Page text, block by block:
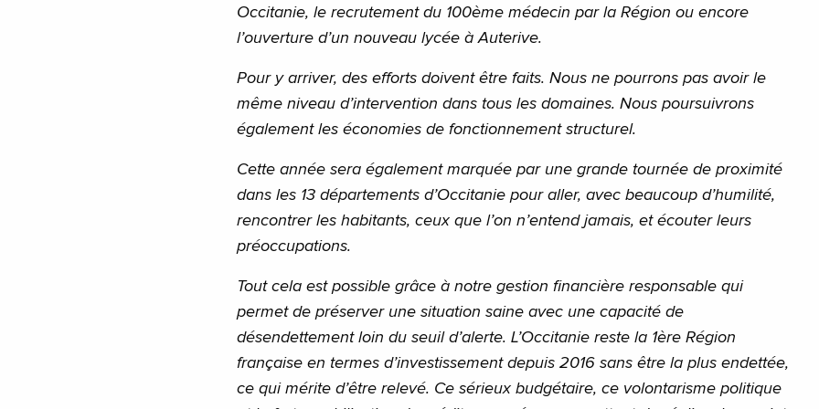
Occitanie, le recrutement du 100ème médecin par la Région ou encore
l’ouverture d’un nouveau lycée à Auterive.
Pour y arriver, des efforts doivent être faits. Nous ne pourrons pas avoir le
même niveau d’intervention dans tous les domaines. Nous poursuivrons
également les économies de fonctionnement structurel.
Cette année sera également marquée par une grande tournée de proximité
dans les 13 départements d’Occitanie pour aller, avec beaucoup d’humilité,
rencontrer les habitants, ceux que l’on n’entend jamais, et écouter leurs
préoccupations.
Tout cela est possible grâce à notre gestion financière responsable qui
permet de préserver une situation saine avec une capacité de
désendettement loin du seuil d’alerte. L’Occitanie reste la 1ère Région
française en termes d’investissement depuis 2016 sans être la plus endettée,
ce qui mérite d’être relevé. Ce sérieux budgétaire, ce volontarisme politique